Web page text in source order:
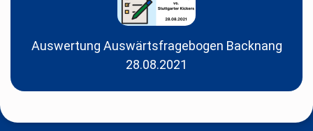
Auswertung Auswärtsfragebogen Backnang
28.08.2021